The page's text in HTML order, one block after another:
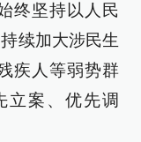
终坚持以人民
续加大涉民生
疾人等弱势群
立案、优先调